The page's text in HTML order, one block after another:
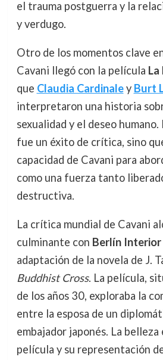
el trauma postguerra y la
y verdugo.
Otro de los momentos clave
Cavani llegó con la película La
que Claudia Cardinaley Burt
interpretaron una historia
sexualidad y el deseo
fue un éxito de crítica, sino
capacidad de Cavani para
como una fuerza tanto
destructiva.
La crítica mundial de Cavani
culminante con Berlín Interior
adaptación de la novela de J.
Buddhist Cross. La película,
de los años 30, exploraba la
entre la esposa de un
embajador japonés. La
película y su representación